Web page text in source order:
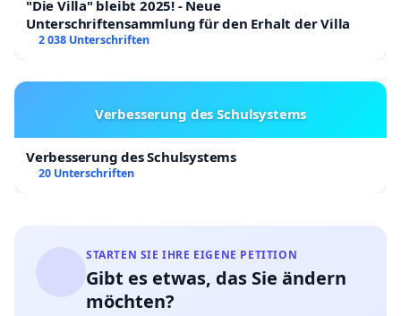
"Die Villa" bleibt 2025! - Neue
Unterschriftensammlung für den Erhalt der Villa
2 038 Unterschriften
Verbesserung des Schulsystems
Verbesserung des Schulsystems
20 Unterschriften
STARTEN SIE IHRE EIGENE PETITION
Gibt es etwas, das Sie ändern
möchten?